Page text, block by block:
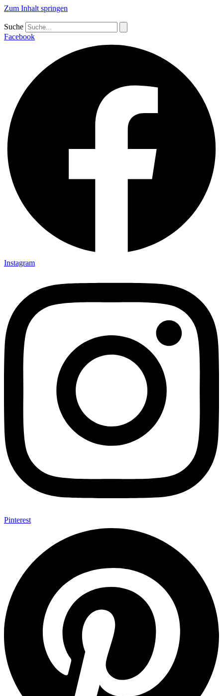
Zum Inhalt springen
Suche
Facebook
Instagram
Pinterest